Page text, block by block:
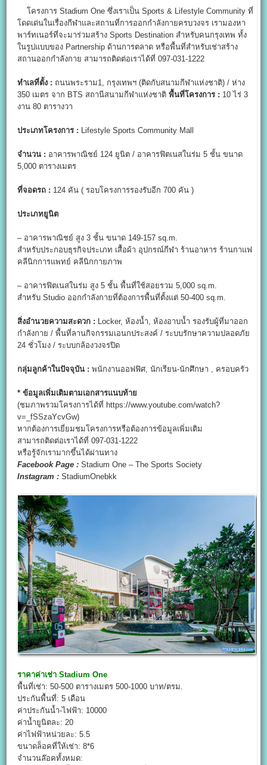
โครงการ Stadium One ซึ่งเราเป็น Sports & Lifestyle Community ที่
โดดเด่นในเรื่องกีฬาและสถานที่การออกกำลังกายครบวงจร เรามองหา
พาร์ทเนอร์ที่จะมาร่วมสร้าง Sports Destination สำหรับคนกรุงเทพ ทั้ง
ในรูปแบบของ Partnership ด้านการตลาด หรือพื้นที่สำหรับเช่าสร้าง
สถานออกกำลังกาย สามารถติดต่อเราได้ที่ 097-031-1222
ทำเลที่ตั้ง : ถนนพระราม1, กรุงเทพฯ (ติดกับสนามกีฬาแห่งชาติ) / ห่าง
350 เมตร จาก BTS สถานีสนามกีฬาแห่งชาติพื้นที่โครงการ : 10 ไร่ 3
งาน 80 ตารางวา
ประเภทโครงการ : Lifestyle Sports Community Mall
จำนวน : อาคารพาณิชย์ 124 ยูนิต / อาคารฟิตเนสในร่ม 5 ชั้น ขนาด
5,000 ตารางเมตร
ที่จอดรถ : 124 คัน ( รอบโครงการรองรับอีก 700 คัน )
ประเภทยูนิต
– อาคารพาณิชย์ สูง 3 ชั้น ขนาด 149-157 sq.m.
สำหรับประกอบธุรกิจประเภท เสื้อผ้า อุปกรณ์กีฬา ร้านอาหาร ร้านกาแฟ
คลีนิกการแพทย์ คลีนิกกายภาพ
– อาคารฟิตเนสในร่ม สูง 5 ชั้น พื้นที่ใช้สอยรวม 5,000 sq.m.
สำหรับ Studio ออกกำลังกายที่ต้องการพื้นที่ตั้งแต่ 50-400 sq.m.
สิ่งอำนวยความสะดวก : Locker, ห้องน้ำ, ห้องอาบน้ำ รองรับผู้ที่มาออก
กำลังกาย / พื้นที่ลานกิจกรรมเอนกประสงค์ / ระบบรักษาความปลอดภัย
24 ชั่วโมง / ระบบกล้องวงจรปิด
กลุ่มลูกค้าในปัจจุบัน : พนักงานออฟฟิศ, นักเรียน-นักศึกษา , ครอบครัว
* ข้อมูลเพิ่มเติมตามเอกสารแนบท้าย
(ชมภาพรวมโครงการได้ที่ https://www.youtube.com/watch?
v=_fSSzaYcvGw)
หากต้องการเยี่ยมชมโครงการหรือต้องการข้อมูลเพิ่มเติม
สามารถติดต่อเราได้ที่ 097-031-1222
หรือรู้จักเรามากขึ้นได้ผ่านทาง
Facebook Page : Stadium One – The Sports Society
Instagram : StadiumOnebkk
ราคาค่าเช่า Stadium One
พื้นที่เช่า: 50-500 ตารางเมตร 500-1000 บาท/ตรม.
ประกันพื้นที่: 5 เดือน
ค่าประกันน้ำ-ไฟฟ้า: 10000
ค่าน้ำยูนิตละ: 20
ค่าไฟฟ้าหน่วยละ: 5.5
ขนาดล็อคที่ให้เช่า: 8*6
จำนวนล๊อคทั้งหมด: